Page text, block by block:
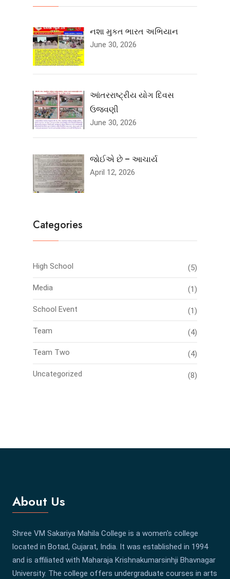
નશા મુકત ભારત અભિયાન
June 30, 2026
આંતરરાષ્ટ્રીય યોગ દિવસ
ઉજવણી
June 30, 2026
જોઈએ છે – આચાર્ય
April 12, 2026
Categories
High School (5)
Media (1)
School Event (1)
Team (4)
Team Two (4)
Uncategorized (8)
About Us
Shree VM Sakariya Mahila College is a women's college
located in Botad, Gujarat, India. It was established in 1994
and is affiliated with Maharaja Krishnakumarsinhji Bhavnagar
University. The college offers undergraduate courses in arts